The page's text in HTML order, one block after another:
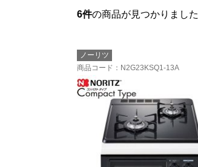
6件の商品が見つかりました
ノーリツ
商品コード ：N2G23KSQ1-13A